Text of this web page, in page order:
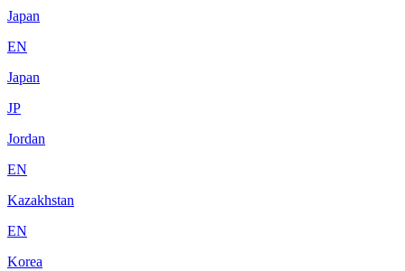
Japan
EN
Japan
JP
Jordan
EN
Kazakhstan
EN
Korea